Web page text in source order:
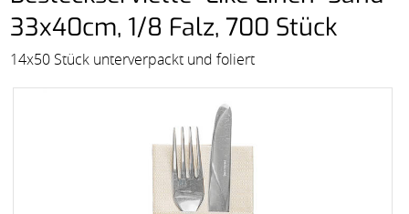
33x40cm, 1/8 Falz, 700 Stück
14x50 Stück unterverpackt und foliert